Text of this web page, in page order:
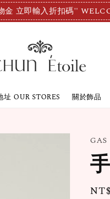
金 立即輸入折扣碼''
址 OUR STORES 關於飾品